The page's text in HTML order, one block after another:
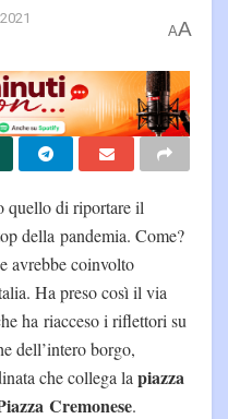
AA
quello di riportare il
della pandemia. Come?
avrebbe coinvolto
Ha preso così il via
ha riacceso i riflettori su
dell’intero borgo,
che collega la piazza
Cremonese.